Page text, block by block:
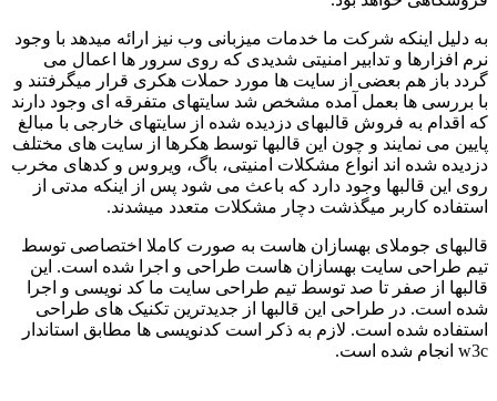
به دلیل اینکه شرکت ما خدمات میزبانی وب نیز ارائه میدهد با وجود
نرم افزارها و تدابیر امنیتی شدیدی که روی سرور ها اعمال می
گردد باز هم بعضی از سایت ها مورد حملات هکری قرار میگرفتند و
با بررسی ها بعمل آمده مشخص شد سایتهای متفرقه ای وجود دارند
که اقدام به فروش قالبهای دزدیده شده از سایتهای خارجی با مبالغ
پایین می نمایند و چون این قالبها توسط هکرها از سایت های مختلف
دزدیده شده اند انواع مشکلات امنیتی، باگ، ویروس و کدهای مخرب
روی این قالبها وجود دارد که باعث می شود پس از اینکه مدتی از
استفاده کاربر میگذشت دچار مشکلات متعدد میشدند.
قالبهای جوملای بهسازان هاست به صورت کاملا اختصاصی توسط
تیم طراحی سایت بهسازان هاست طراحی و اجرا شده است. این
قالبها از صفر تا صد توسط تیم طراحی سایت ما کد نویسی و اجرا
شده است. در طراحی این قالبها از جدیدترین تکنیک های طراحی
استفاده شده است. لازم به ذکر است کدنویسی ها مطابق استاندار
w3c انجام شده است.